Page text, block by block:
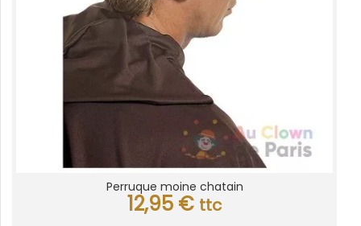
Perruque moine chatain
12,95 € ttc